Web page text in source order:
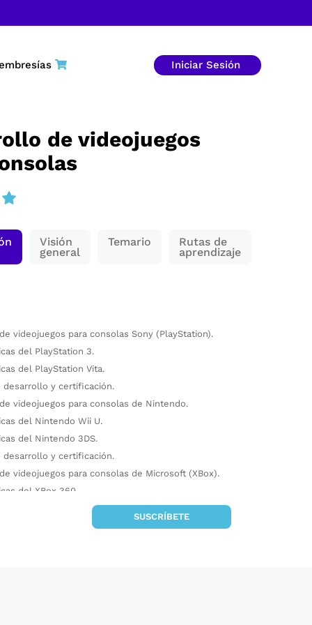
Iniciar Sesión
de videojuegos
Visión
general
Temario Rutas de
aprendizaje
videojuegos para consolas Sony (PlayStation).
del PlayStation 3.
del PlayStation Vita.
desarrollo y certificación.
videojuegos para consolas de Nintendo.
del Nintendo Wii U.
del Nintendo 3DS.
desarrollo y certificación.
videojuegos para consolas de Microsoft (XBox).
del XBox 360.
desarrollo y certificación.
Xpecialidad: Diseño de
SUSCRÍBETE